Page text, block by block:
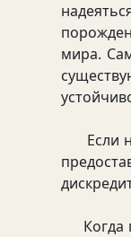
мира.
Если
Когда